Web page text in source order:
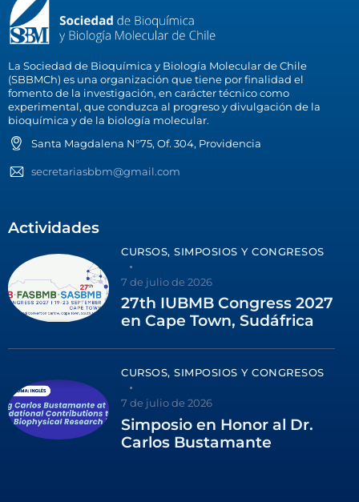
La Sociedad de Bioquímica y Biología Molecular de Chile
(SBBMCh) es una organización que tiene por finalidad el
fomento de la investigación, en carácter técnico como
experimental, que conduzca al progreso y divulgación de la
bioquímica y de la biología molecular.
Santa Magdalena N°75, Of. 304, Providencia
secretariasbbm@gmail.com
Actividades
CURSOS, SIMPOSIOS Y CONGRESOS
7 de julio de 2026
27th IUBMB Congress 2027
en Cape Town, Sudáfrica
CURSOS, SIMPOSIOS Y CONGRESOS
7 de julio de 2026
Simposio en Honor al Dr.
Carlos Bustamante